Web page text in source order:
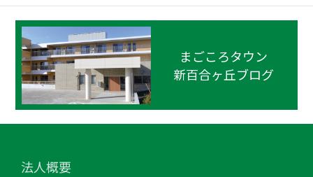
まごころタウン
新百合ヶ丘ブログ
法人概要